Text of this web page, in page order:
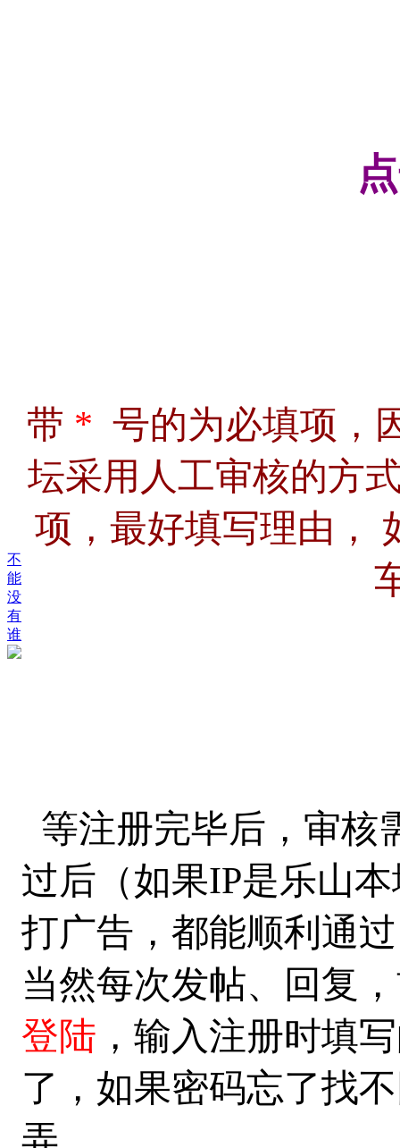
不
能
没
有
谁
带 * 号的为必填项，
坛采用人工审核的方
项，最好填写理由，
等注册完毕后，审核
过后（如果IP是乐山
打广告，都能顺利通
当然每次发帖、回复
登陆 ，输入注册时填
了，如果密码忘了找
弄。